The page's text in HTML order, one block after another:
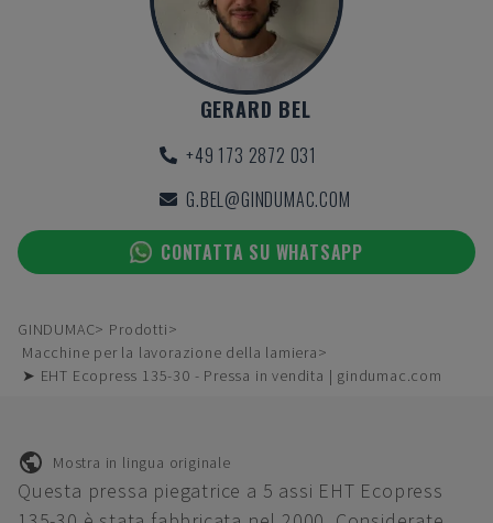
GERARD BEL
+49 173 2872 031
G.BEL@GINDUMAC.COM
CONTATTA SU WHATSAPP
GINDUMAC
Prodotti
Macchine per la lavorazione della lamiera
➤ EHT Ecopress 135-30 - Pressa in vendita | gindumac.com
Mostra in lingua originale
Questa pressa piegatrice a 5 assi EHT Ecopress